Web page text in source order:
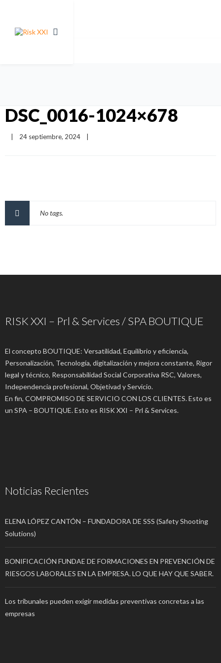
DSC_0016-1024×678
24 septiembre, 2024
No tags.
RISK XXI – Prl & Services / SPA BOUTIQUE
El concepto BOUTIQUE: Versatilidad, Equilibrio y eficiencia,
Personalización, Tecnología, digitalización y mejora constante, Rigor
legal y técnico, Responsabilidad Social Corporativa RSC, Valores,
Independencia profesional, Objetivad y Servicio.
En fin, COMPROMISO DE SERVICIO CON LOS CLIENTES. Esto es
un SPA – BOUTIQUE. Esto es RISK XXI – Prl & Services.
Noticias Recientes
ELENA LÓPEZ CANTÓN – FUNDADORA DE SSS (Safety Shooting
Solutions)
BONIFICACIÓN FUNDAE DE FORMACIONES EN PREVENCIÓN DE
RIESGOS LABORALES EN LA EMPRESA. LO QUE HAY QUE SABER.
Los tribunales pueden exigir medidas preventivas concretas a las
empresas